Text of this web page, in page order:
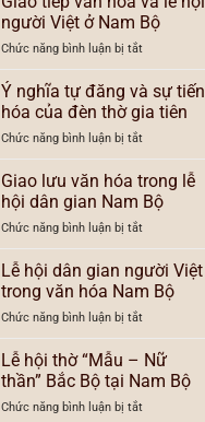
Bộ
lễ
hội
Nam
Bộ
dân
gian
người
Việt
Nam
Bộ
vùng
văn
hóa
người Việt ở Nam Bộ
Chức năng bình luận bị tắtở
Giao
tiếp
văn
hóa
và
lễ
hội
người
Việt
ở
Nam
Bộ
Ý nghĩa tự đăng và sự tiến
hóa của đèn thờ gia tiên
Chức năng bình luận bị tắtở
Ý
nghĩa
tự
đăng
và
sự
tiến
hóa
đèn
thờ
gia
tiên
Giao lưu văn hóa trong lễ
hội dân gian Nam Bộ
Chức năng bình luận bị tắtở
Giao
lưu
văn
hóa
trong
lễ
hội
dân
Nam
Lễ hội dân gian người Việt
trong văn hóa Nam Bộ
Chức năng bình luận bị tắtở
Lễ
hội
gian
người
Lễ hội thờ “Mẫu – Nữ
thần” Bắc Bộ tại Nam Bộ
Chức năng bình luận bị tắtở